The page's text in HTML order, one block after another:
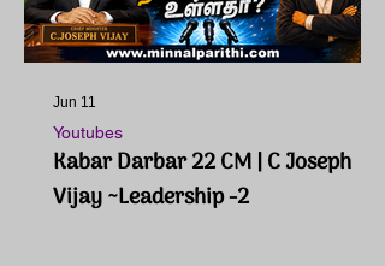
Kabar Darbar 22 CM | C Joseph
Vijay ~Leadership -2
Youtubes
Jun 11